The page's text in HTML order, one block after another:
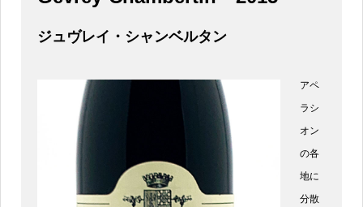
ジュヴレイ・シャンベルタン
アペ
ラシ
オン
の各
地に
分散